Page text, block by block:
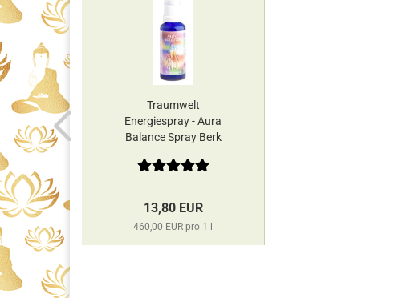
Traumwelt
Energiespray - Aura
Balance Spray Berk
13,80 EUR
460,00 EUR pro 1 l